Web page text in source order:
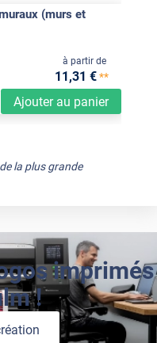
(murs et
Ajouter au panier
à partir de
11,31 €**
la plus grande
imprimés
!